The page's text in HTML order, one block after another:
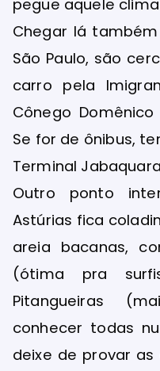
pegue aquele
Chegar lá
São Paulo, são
carro pela
Cônego
Se for de ônibus,
Terminal
Outro ponto
Astúrias fica
areia bacanas,
(ótima pra
Pitangueiras
conhecer todas
deixe de provar